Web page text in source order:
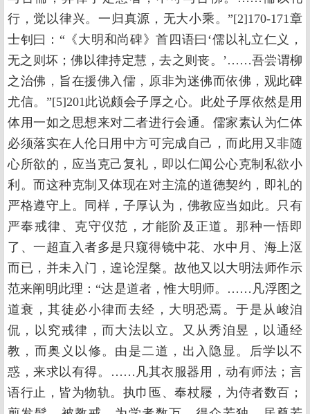
行，觉以律兴。一归真源，无大小乘。”[2]170-171章
士钊曰：“《大明和尚碑》首四语曰‘儒以礼立仁义，
无之则坏；佛以律持定慧，去之则丧。’……吾尝谓柳
之治佛，旨在援佛入儒，原非为迷佛而依佛，观此碑
尤信。”[5]201此说颇会子厚之心。此处子厚依然是用
体用一如之思想来对二者进行会通。儒家素认为仁体
必须落实在人伦日用中方可完成自己，而此用又非随
心所欲的，应当克己复礼，即以仁闻公心克制私欲小
利。而这种克制又体现在对主流的道德契约，即礼的
严格遵守上。同样，子厚认为，佛教应当如此。只有
严奉戒律、克守仪范，才能阶及正道。那种一悟即
了、一超直入者多是只窥得镜中花、水中月、海上沤
而已，并未入门，遑论涅槃。故他又以大明法师作示
范来阐明此理：“达是道者，惟大明师。……凡浮图之
道衰，其徒必小律而去经，大明恐焉。于是从峻洎
侃，以究戒律，而大法以立。又从秀洎昱，以通经
教，而奥义以修。由是二道，出入隐显。后学以不
惑，来求以有得。……凡其衣服器用，动有师法；言
语行止，皆为物轨。执巾匜、奉杖屦，为侍者数百；